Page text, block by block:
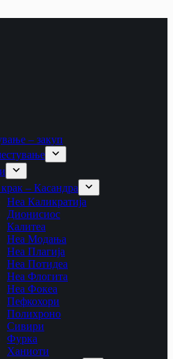
– закуп
– Касандра
Неа Каликратија
Дионисиос
Калитеа
Неа Модања
Неа Плагија
Неа Потидеа
Неа Флогита
Неа Фокеа
Пефкохори
Полихроно
Сивири
Фурка
Ханиоти